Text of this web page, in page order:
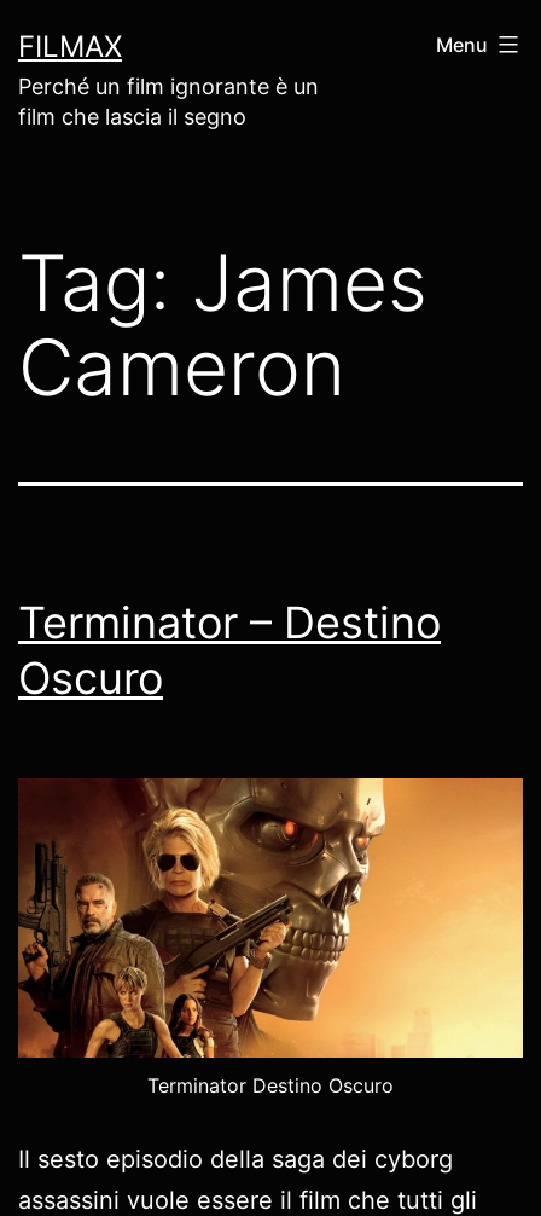
contenuto
FILMAX
Perché un film ignorante è un
film che lascia il segno
Menu
Tag: James
Cameron
Terminator – Destino
Oscuro
Terminator Destino Oscuro
Il sesto episodio della saga dei cyborg
assassini vuole essere il film che tutti gli